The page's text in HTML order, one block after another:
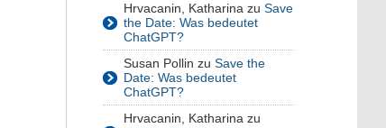
Hrvacanin, Katharina zu Save
the Date: Was bedeutet
ChatGPT?
Susan Pollin zu Save the
Date: Was bedeutet
ChatGPT?
Hrvacanin, Katharina zu